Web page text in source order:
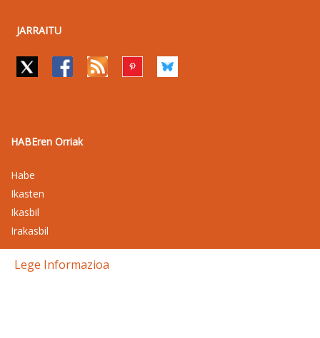
JARRAITU
HABEren Orriak
Habe
Ikasten
Ikasbil
Irakasbil
Lege Informazioa